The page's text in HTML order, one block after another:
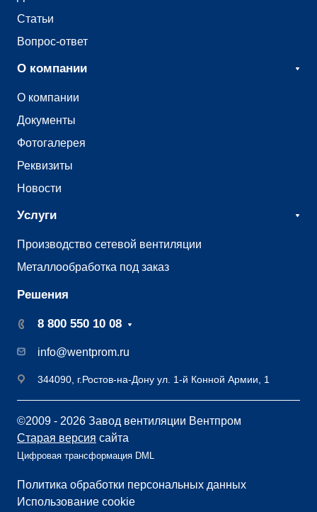
Статьи
Вопрос-ответ
О компании
О компании
Документы
Фотогалерея
Реквизиты
Новости
Услуги
Производство сетевой вентиляции
Металлообработка под заказ
Решения
8 800 550 10 08
info@wentprom.ru
344090, г.Ростов-на-Дону ул. 1-й Конной Армии, 1
©2009 - 2026 Завод вентиляции Вентпром
Старая версия сайта
Цифровая трансформация DML
Политика обработки персональных данных
Использование cookie